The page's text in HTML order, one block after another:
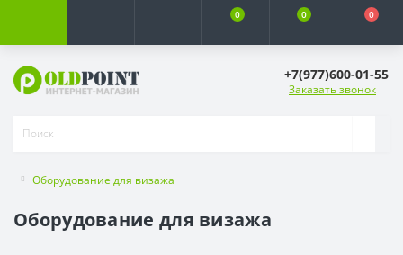
0 0 0
+7(977)600-01-55
Заказать звонок
Оборудование для визажа
Оборудование для визажа